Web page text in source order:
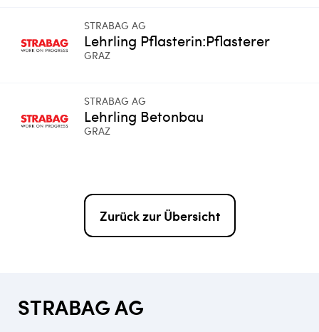
STRABAG AG
Lehrling Pflasterin:Pflasterer
GRAZ
STRABAG AG
Lehrling Betonbau
GRAZ
Zurück zur Übersicht
STRABAG AG